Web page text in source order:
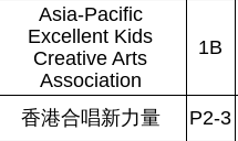
Asia-Pacific
Excellent Kids
Creative Arts
Association
1B
香港合唱新力量 P2-3